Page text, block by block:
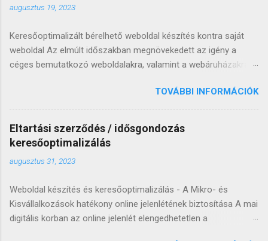
augusztus 19, 2023
Keresőoptimalizált bérelhető weboldal készítés kontra saját
weboldal Az elmúlt időszakban megnövekedett az igény a
céges bemutatkozó weboldalakra, valamint a webáruházakra,
értékesítő, aki online jelenlét hiányában is képes lenne
hosszútávon fennmaradni. A cégek két irányban tudnak
gondolkodni: saját vagy bérelhető weboldalban. Sok éve
foglalkozom keresőoptimalizált bérelhető weboldal
készítéssel, valamint természetesen olyan honlapokkal is,
amelyek átadás után véglegesen a vevő tulajdonában
webáruházat adtam át sikeresen, így jól látom, mikor, melyik
lehetőséget érdemesebb inkább választani. Az alábbi sorokkal
bízom benne, hogy segíthetek döntést hozni abban, hogy saját
TOVÁBBI INFORMÁCIÓK
Eltartási szerződés / idősgondozás
keresőoptimalizálás
augusztus 31, 2023
Weboldal készítés és keresőoptimalizálás - A Mikro- és
Kisvállalkozások hatékony online jelenlétének biztosítása A mai
digitális korban az online jelenlét elengedhetetlen a